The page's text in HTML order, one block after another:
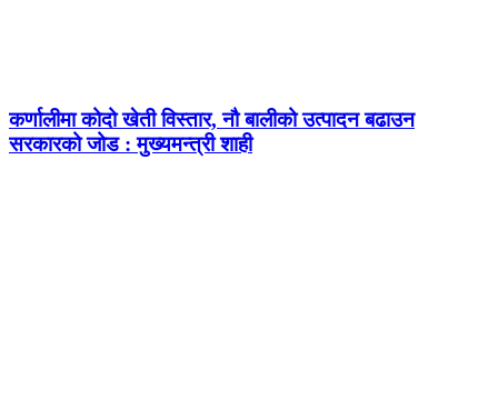
कर्णालीमा कोदो खेती विस्तार, नौ बालीको उत्पादन बढाउन
सरकारको जोड : मुख्यमन्त्री शाही